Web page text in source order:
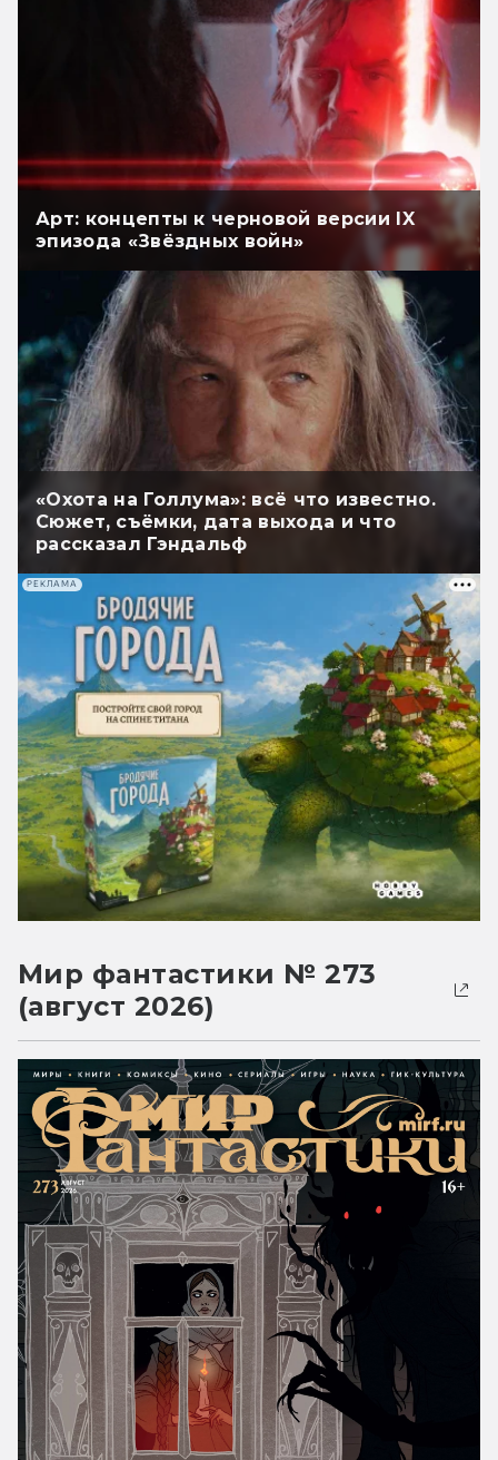
Арт: концепты к черновой версии IX
эпизода «Звёздных войн»
«Охота на Голлума»: всё что известно.
Сюжет, съёмки, дата выхода и что
рассказал Гэндальф
РЕКЛАМА
Мир фантастики № 273
(август 2026)